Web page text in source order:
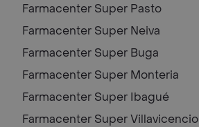
Farmacenter Super Pasto
Farmacenter Super Neiva
Farmacenter Super Buga
Farmacenter Super Monteria
Farmacenter Super Ibagué
Farmacenter SuperVillavicencio